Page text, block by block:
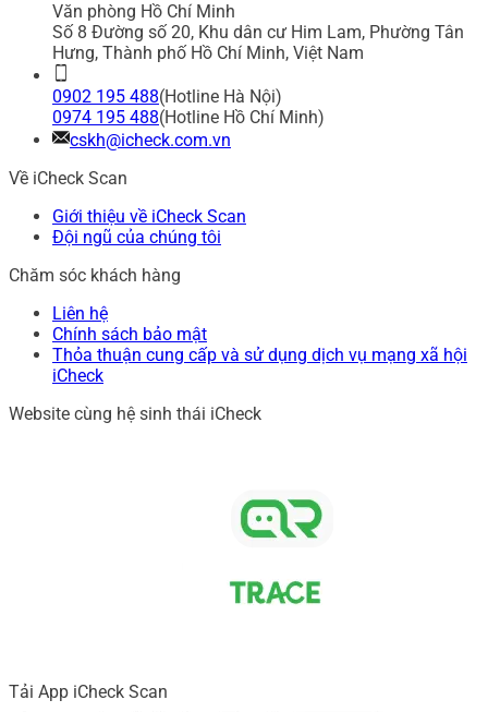
Văn phòng Hồ Chí Minh
Số 8 Đường số 20, Khu dân cư Him Lam, Phường Tân
Hưng, Thành phố Hồ Chí Minh, Việt Nam
0902 195 488(Hotline Hà Nội)
0974 195 488(Hotline Hồ Chí Minh)
cskh@icheck.com.vn
Về iCheck Scan
Giới thiệu về iCheck Scan
Đội ngũ của chúng tôi
Chăm sóc khách hàng
Liên hệ
Chính sách bảo mật
Thỏa thuận cung cấp và sử dụng dịch vụ mạng xã hội
iCheck
Website cùng hệ sinh thái iCheck
Tải App iCheck Scan